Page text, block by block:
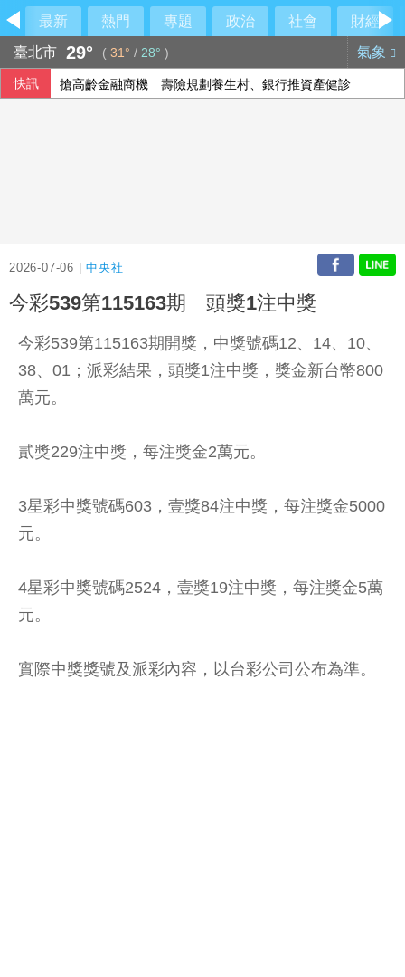
最新 熱門 專題 政治 社會
財經
臺北市 29° ( 31° / 28° ) 氣象
快訊 搶高齡金融商機 壽險規劃養生村、銀行推資產健診
2026-07-06 |中央社
今彩539第115163期 頭獎1注中獎
今彩539第115163期開獎，中獎號碼12、14、10、
38、01；派彩結果，頭獎1注中獎，獎金新台幣800
萬元。
貳獎229注中獎，每注獎金2萬元。
3星彩中獎號碼603，壹獎84注中獎，每注獎金5000
元。
4星彩中獎號碼2524，壹獎19注中獎，每注獎金5萬
元。
實際中獎獎號及派彩內容，以台彩公司公布為準。